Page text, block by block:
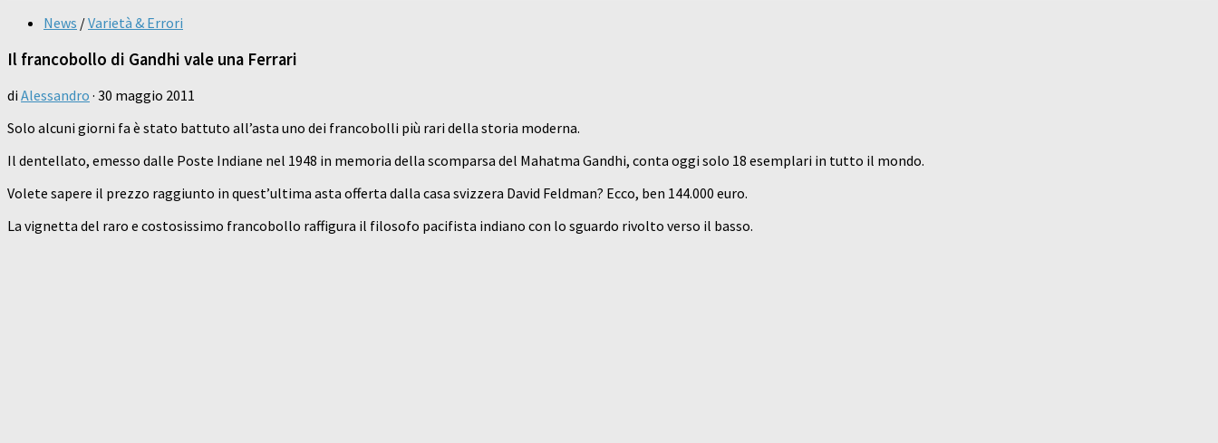
News /Varietà & Errori
Il francobollo di Gandhi vale una Ferrari
di Alessandro · 30 maggio 2011
Solo alcuni giorni fa è stato battuto all’asta uno dei francobolli più rari della storia moderna.
Il dentellato, emesso dalle Poste Indiane nel 1948 in memoria della scomparsa del Mahatma Gandhi, conta oggi solo 18 esemplari in tutto il mondo.
Volete sapere il prezzo raggiunto in quest’ultima asta offerta dalla casa svizzera David Feldman? Ecco, ben 144.000 euro.
La vignetta del raro e costosissimo francobollo raffigura il filosofo pacifista indiano con lo sguardo rivolto verso il basso.